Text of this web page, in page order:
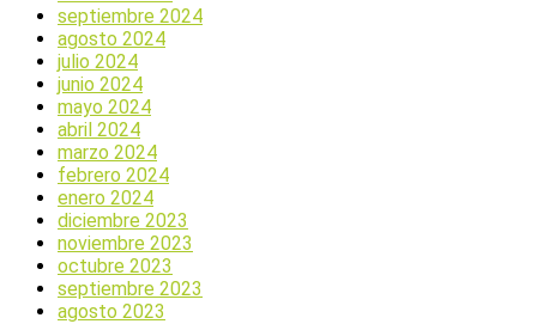
septiembre 2024
agosto 2024
julio 2024
junio 2024
mayo 2024
abril 2024
marzo 2024
febrero 2024
enero 2024
diciembre 2023
noviembre 2023
octubre 2023
septiembre 2023
agosto 2023